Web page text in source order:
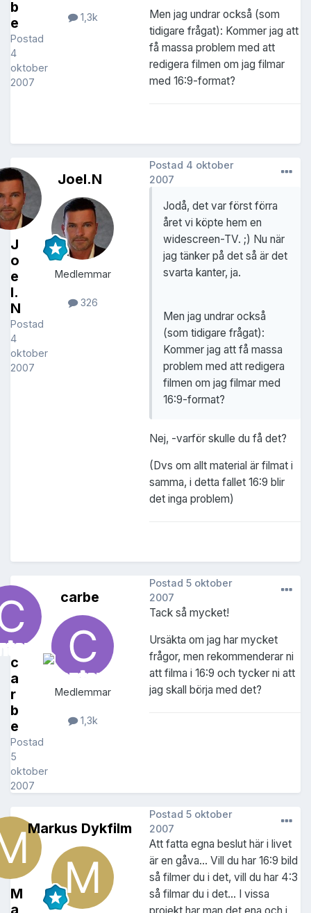
b
e
Postad
4
oktober
2007
1,3k
Men jag undrar också (som
tidigare frågat): Kommer jag att
få massa problem med att
redigera filmen om jag filmar
med 16:9-format?
J
o
e
l.
N
Postad
4
oktober
2007
Joel.N
Medlemmar
326
Postad 4 oktober
2007
Jodå, det var först förra
året vi köpte hem en
widescreen-TV. ;) Nu när
jag tänker på det så är det
svarta kanter, ja.
Men jag undrar också
(som tidigare frågat):
Kommer jag att få massa
problem med att redigera
filmen om jag filmar med
16:9-format?
Nej, -varför skulle du få det?
(Dvs om allt material är filmat i
samma, i detta fallet 16:9 blir
det inga problem)
c
a
r
b
e
Postad
5
oktober
2007
carbe
Medlemmar
1,3k
Postad 5 oktober
2007
Tack så mycket!
Ursäkta om jag har mycket
frågor, men rekommenderar ni
att filma i 16:9 och tycker ni att
jag skall börja med det?
M
a
Markus Dykfilm
Postad 5 oktober
2007
Att fatta egna beslut här i livet
är en gåva... Vill du har 16:9 bild
så filmer du i det, vill du har 4:3
så filmar du i det... I vissa